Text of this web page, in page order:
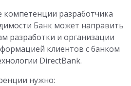
разработчика
Банк может направить
разработки и организации
клиентов с банком
DirectBank.
нужно: